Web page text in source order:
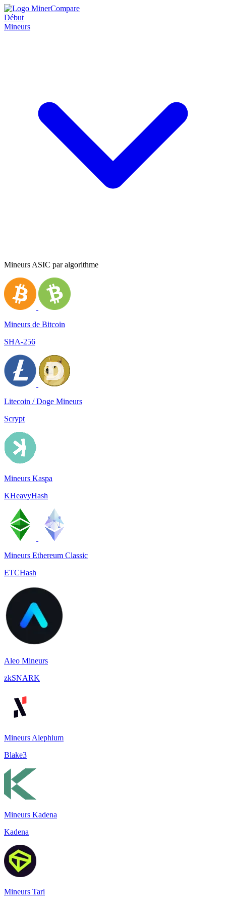
Début
Mineurs
Mineurs ASIC par algorithme
Mineurs de Bitcoin
SHA-256
Litecoin / Doge Mineurs
Scrypt
Mineurs Kaspa
KHeavyHash
Mineurs Ethereum Classic
ETCHash
Aleo Mineurs
zkSNARK
Mineurs Alephium
Blake3
Mineurs Kadena
Kadena
Mineurs Tari